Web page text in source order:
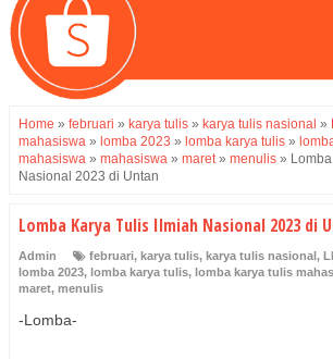
Home » februari » karya tulis » karya tulis nasional »
mahasiswa » lomba 2023 » lomba karya tulis »
mahasiswa » mahasiswa » maret» menulis »
Nasional 2023 di Untan
Lomba Karya Tulis Ilmiah Nasional 2023 di
Admin februari, karya tulis, karya tulis nasional,
lomba 2023, lomba karya tulis, lomba karya tulis
maret, menulis
-Lomba-